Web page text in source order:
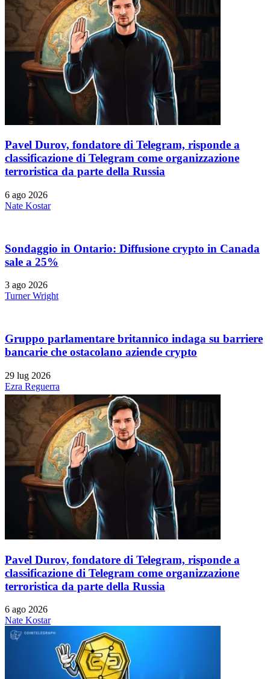
Pavel Durov, fondatore di Telegram, risponde a
classificazione di Telegram come organizzazione
terroristica da parte della Russia
6 ago 2026
Nate Kostar
Sondaggio in Ontario: Diffusione crypto in Canada
sale a 25%
3 ago 2026
Turner Wright
Gruppo parlamentare britannico indaga su barriere
bancarie che ostacolano aziende crypto
29 lug 2026
Ezra Reguerra
Pavel Durov, fondatore di Telegram, risponde a
classificazione di Telegram come organizzazione
terroristica da parte della Russia
6 ago 2026
Nate Kostar